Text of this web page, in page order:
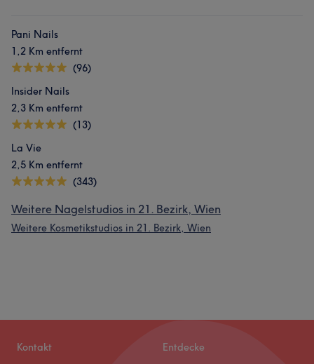
Pani Nails
1,2 Km entfernt
(96)
Insider Nails
2,3 Km entfernt
(13)
La Vie
2,5 Km entfernt
(343)
Weitere Nagelstudios in 21. Bezirk, Wien
Weitere Kosmetikstudios in 21. Bezirk, Wien
Kontakt Entdecke